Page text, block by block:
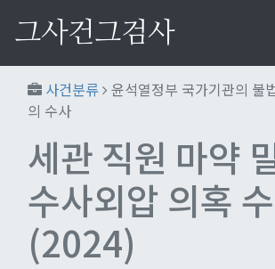
그사건그검사
사건분류 윤석열정부 국가기관의 불
의 수사
세관 직원 마약
수사외압 의혹
(2024)